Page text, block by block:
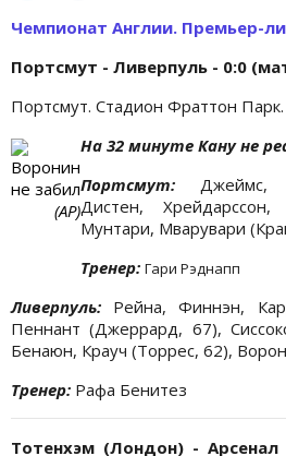
Чемпионат Англии. Премьер-
Портсмут - Ливерпуль - 0:0
Портсмут. Стадион Фраттон
Воронин
не забил
(АР)
На 32 минуте Кану не
Портсмут: Джеймс,
Дистен,
Мунтари, Мварувари
Тренер: Гари Рэднапп
Ливерпуль: Рейна, Финнэн,
Пеннант (Джеррард, 67),
Бенаюн, Крауч (Торрес, 62),
Тренер: Рафа Бенитез
Тотенхэм (Лондон) -